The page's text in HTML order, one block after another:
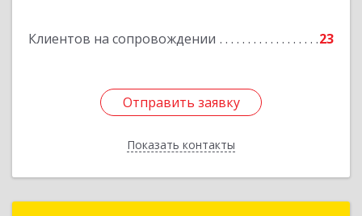
Клиентов на сопровождении 23
Отправить заявку
Показать контакты
Отправить заявку
Назад